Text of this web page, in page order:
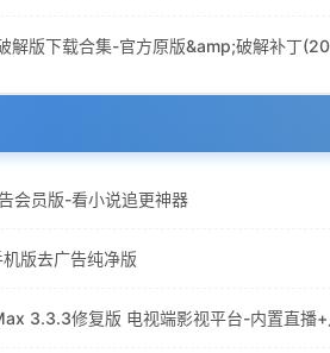
解版下载合集-官方原版&amp;破解补丁
会员版-看小说追更神器
版去广告纯净版
3.3.3修复版 电视端影视平台-内置直播